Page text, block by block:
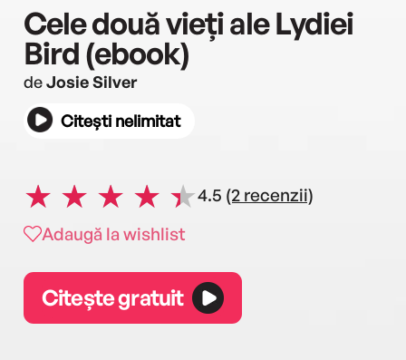
Cele două vieți ale Lydiei
Bird (ebook)
deJosie Silver
Citești nelimitat
4.5 (2 recenzii)
Adaugă la wishlist
Citește gratuit